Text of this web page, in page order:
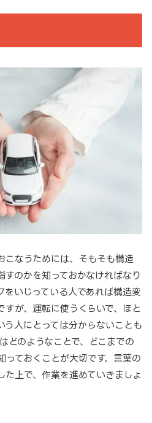
こなうためには、そもそも構造
すのかを知っておかなければなり
をいじっている人であれば構造変
すが、運転に使うくらいで、ほと
う人にとっては分からないことも
どのようなことで、どこまでの
っておくことが大切です。言葉の
た上で、作業を進めていきましょ